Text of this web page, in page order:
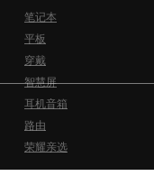
笔记本
平板
穿戴
智慧屏
耳机音箱
路由
荣耀亲选